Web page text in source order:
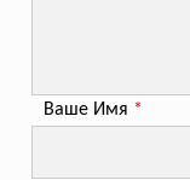
Ваше Имя *